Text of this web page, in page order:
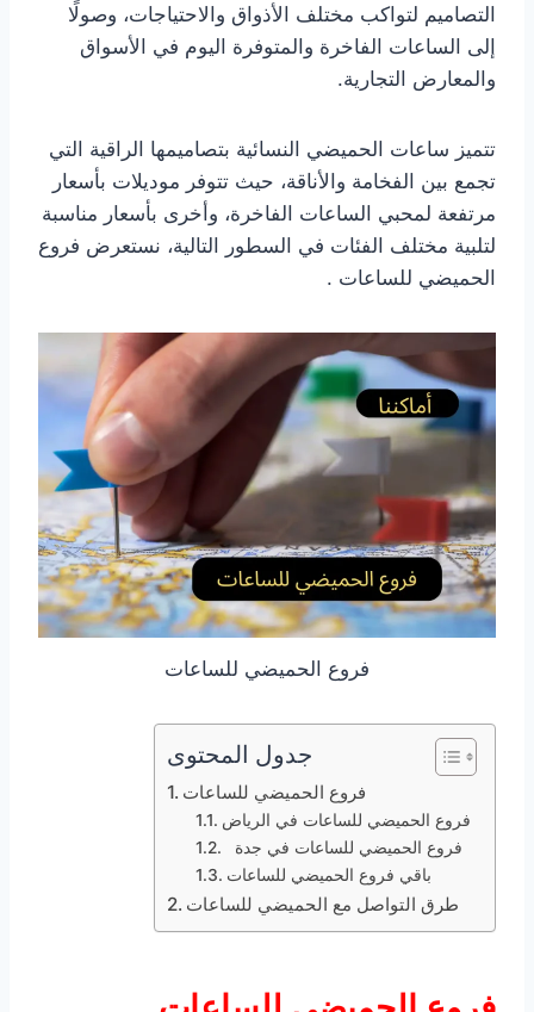
التصاميم لتواكب مختلف الأذواق والاحتياجات، وصولًا
إلى الساعات الفاخرة والمتوفرة اليوم في الأسواق
والمعارض التجارية.
تتميز ساعات الحميضي النسائية بتصاميمها الراقية التي
تجمع بين الفخامة والأناقة، حيث تتوفر موديلات بأسعار
مرتفعة لمحبي الساعات الفاخرة، وأخرى بأسعار مناسبة
لتلبية مختلف الفئات في السطور التالية، نستعرض فروع
الحميضي للساعات .
فروع الحميضي للساعات
جدول المحتوى
فروع الحميضي للساعات
فروع الحميضي للساعات في الرياض
فروع الحميضي للساعات في جدة
باقي فروع الحميضي للساعات
طرق التواصل مع الحميضي للساعات